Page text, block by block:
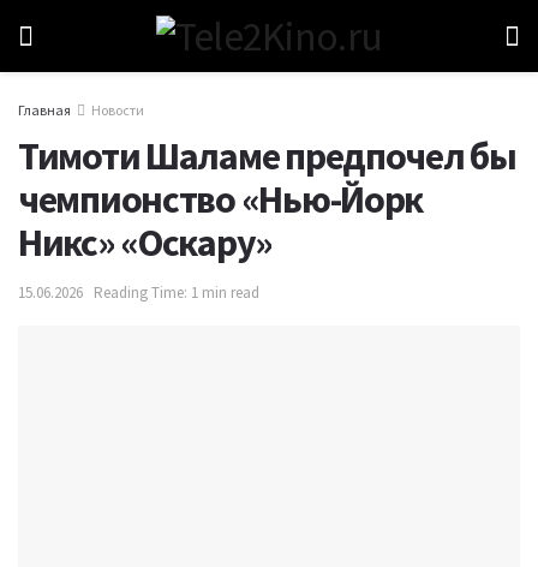
Главная Новости
Тимоти Шаламе предпочел бы
чемпионство «Нью-Йорк
Никс» «Оскару»
15.06.2026 Reading Time: 1 min read